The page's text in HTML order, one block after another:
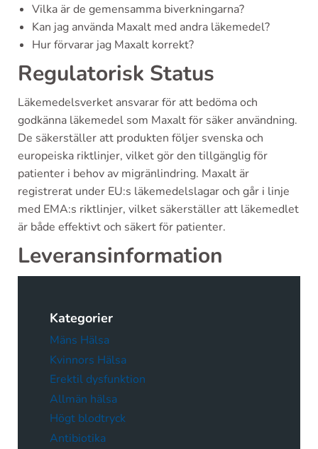
Vilka är de gemensamma biverkningarna?
Kan jag använda Maxalt med andra läkemedel?
Hur förvarar jag Maxalt korrekt?
Regulatorisk Status
Läkemedelsverket ansvarar för att bedöma och
godkänna läkemedel som Maxalt för säker användning.
De säkerställer att produkten följer svenska och
europeiska riktlinjer, vilket gör den tillgänglig för
patienter i behov av migränlindring. Maxalt är
registrerat under EU:s läkemedelslagar och går i linje
med EMA:s riktlinjer, vilket säkerställer att läkemedlet
är både effektivt och säkert för patienter.
Leveransinformation
Kategorier
Mäns Hälsa
Kvinnors Hälsa
Erektil dysfunktion
Allmän hälsa
Högt blodtryck
Antibiotika